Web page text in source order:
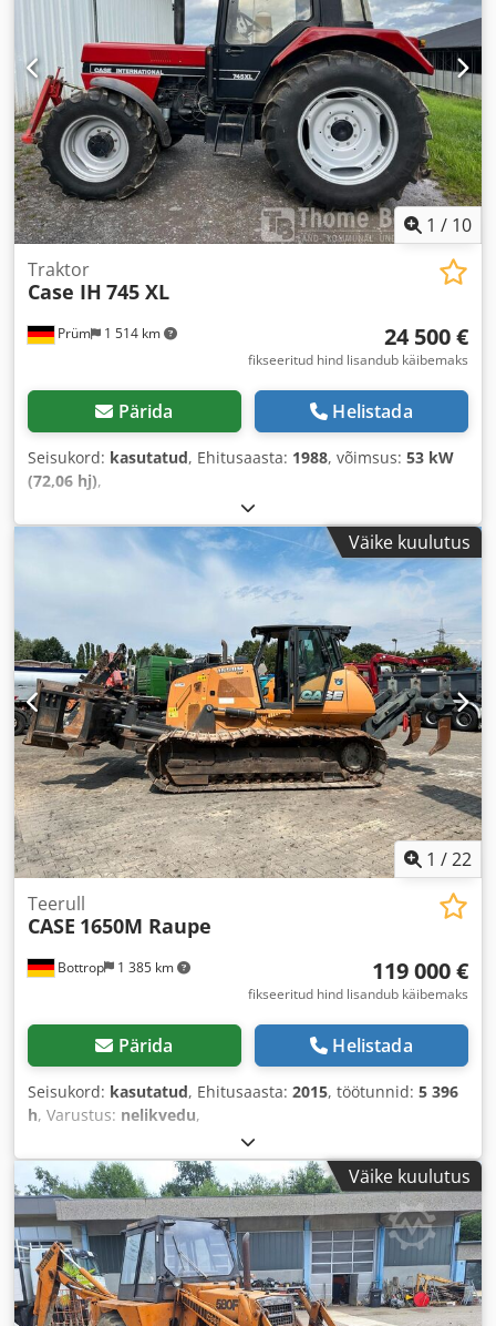
1 / 10
Prüm 1 514 km
Traktor
Case IH 745 XL
24 500 €
fikseeritud hind lisandub käibemaks
Pärida Helistada
Seisukord: kasutatud, Ehitusaasta: 1988, võimsus: 53 kW
(72,06 hj),
Väike kuulutus
1 /22
Bottrop 1 385 km
Teerull
CASE 1650M Raupe
119 000 €
fikseeritud hind lisandub käibemaks
Pärida Helistada
Seisukord: kasutatud, Ehitusaasta: 2015, töötunnid: 5 396
h, Varustus: nelikvedu,
Väike kuulutus